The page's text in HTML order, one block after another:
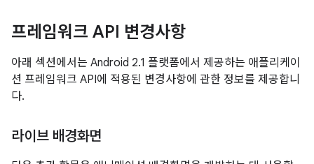
프레임워크 API 변경사항
아래 섹션에서는 Android 2.1 플랫폼에서 제공하는 애플리케이
션 프레임워크 API에 적용된 변경사항에 관한 정보를 제공합니
다.
라이브 배경화면